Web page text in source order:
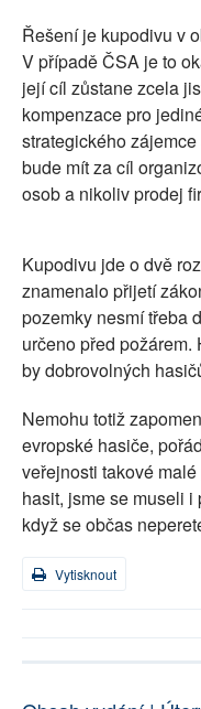
Řešení je kupodivu v
V případě ČSA je to
její cíl zůstane zcela
kompenzace pro
strategického
bude mít za cíl
osob a nikoliv prodej
Kupodivu jde o dvě
znamenalo přijetí
pozemky nesmí třeba
určeno před
by dobrovolných
Nemohu totiž
evropské hasiče,
veřejnosti takové
hasit, jsme se museli i
když se občas
Vytisknout